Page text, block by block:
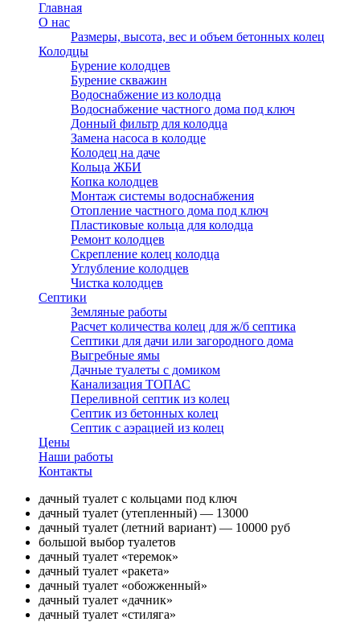
Главная
О нас
Размеры, высота, вес и объем бетонных колец
Колодцы
Бурение колодцев
Бурение скважин
Водоснабжение из колодца
Водоснабжение частного дома под ключ
Донный фильтр для колодца
Замена насоса в колодце
Колодец на даче
Кольца ЖБИ
Копка колодцев
Монтаж системы водоснабжения
Отопление частного дома под ключ
Пластиковые кольца для колодца
Ремонт колодцев
Скрепление колец колодца
Углубление колодцев
Чистка колодцев
Септики
Земляные работы
Расчет количества колец для ж/б септика
Септики для дачи или загородного дома
Выгребные ямы
Дачные туалеты с домиком
Канализация ТОПАС
Переливной септик из колец
Септик из бетонных колец
Септик с аэрацией из колец
Цены
Наши работы
Контакты
дачный туалет с кольцами под ключ
дачный туалет (утепленный) — 13000
дачный туалет (летний вариант) — 10000 руб
большой выбор туалетов
дачный туалет «теремок»
дачный туалет «ракета»
дачный туалет «обожженный»
дачный туалет «дачник»
дачный туалет «стиляга»